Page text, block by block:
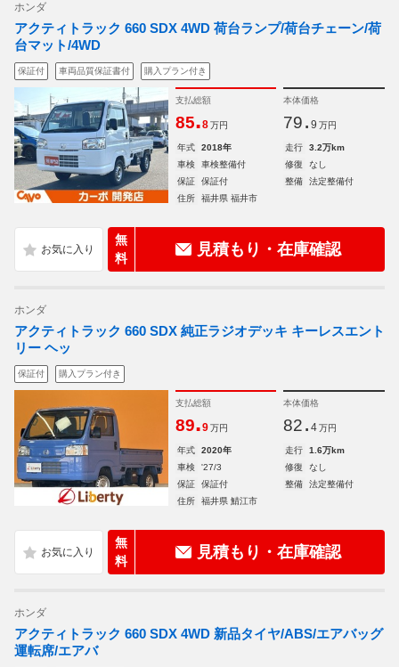
ホンダ
アクティトラック 660 SDX 4WD 荷台ランプ/荷台チェーン/荷
台マット/4WD
保証付 車両品質保証書付 購入プラン付き
支払総額
85.8 万円
本体価格
79. 9 万円
年式 2018年 走行
3.2万km
車検
車検整備付 修復
なし
保証
保証付 整備
法定整備付
住所
福井県 福井市
無
料
見積もり・在庫確認
ホンダ
アクティトラック 660 SDX 純正ラジオデッキ キーレスエント
リー ヘッ
保証付 購入プラン付き
支払総額
89.9 万円
本体価格
82. 4 万円
年式 2020年 走行
1.6万km
車検
'27/3 修復
なし
保証
保証付 整備
法定整備付
住所
福井県 鯖江市
無
料
見積もり・在庫確認
ホンダ
アクティトラック 660 SDX 4WD 新品タイヤ/ABS/エアバッグ
運転席/エアバ